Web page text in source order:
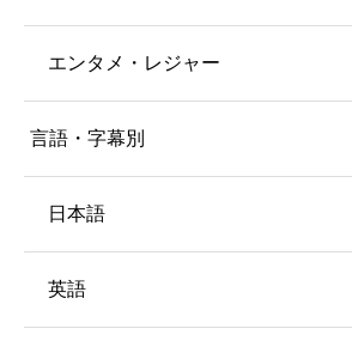
エンタメ・レジャー
言語・字幕別
日本語
英語